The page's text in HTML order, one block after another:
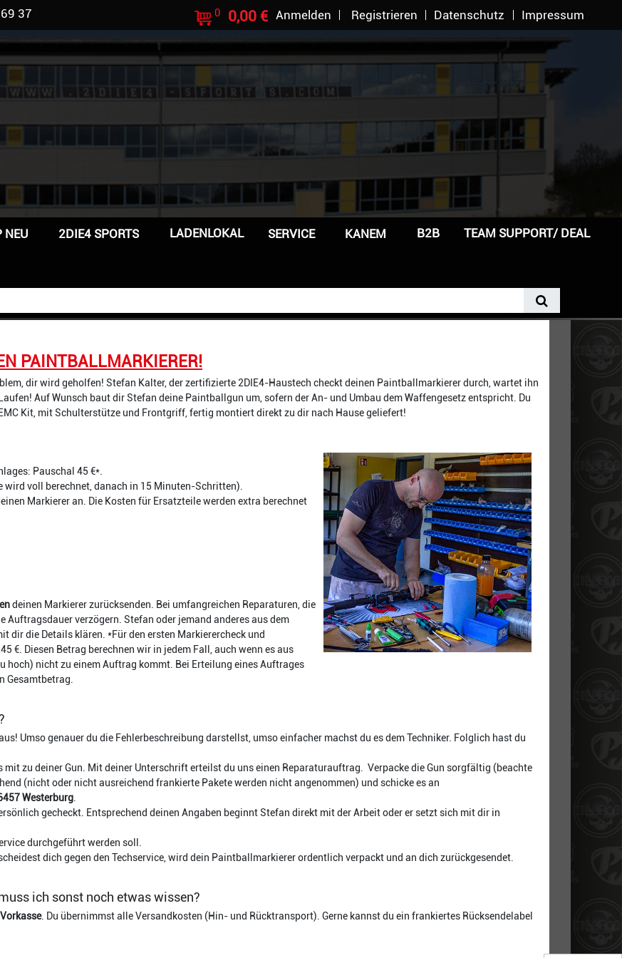
37 0 0,00 € Anmelden Registrieren Datenschutz Impressum
NEU 2DIE4 SPORTS LADENLOKAL SERVICE KANEM B2B TEAM SUPPORT/ DEAL
PAINTBALLMARKIERER!
dir wird geholfen! Stefan Kalter, der zertifizierte 2DIE4-Haustech checkt deinen Paintballmarkierer durch, wartet ihn
Auf Wunsch baut dir Stefan deine Paintballgun um, sofern der An- und Umbau dem Waffengesetz entspricht. Du
Kit, mit Schulterstütze und Frontgriff, fertig montiert direkt zu dir nach Hause geliefert!
Pauschal 45 €*.
wird voll berechnet, danach in 15 Minuten-Schritten).
Markierer an. Die Kosten für Ersatzteile werden extra berechnet
deinen Markierer zurücksenden. Bei umfangreichen Reparaturen, die
verzögern. Stefan oder jemand anderes aus dem
dir die Details klären. *Für den ersten Markierercheck und
€. Diesen Betrag berechnen wir in jedem Fall, auch wenn es aus
hoch) nicht zu einem Auftrag kommt. Bei Erteilung eines Auftrages
Gesamtbetrag.
Umso genauer du die Fehlerbeschreibung darstellst, umso einfacher machst du es dem Techniker. Folglich hast du
mit zu deiner Gun. Mit deiner Unterschrift erteilst du uns einen Reparaturauftrag. Verpacke die Gun sorgfältig (beachte
(nicht oder nicht ausreichend frankierte Pakete werden nicht angenommen) und schicke es an
Westerburg
gecheckt. Entsprechend deinen Angaben beginnt Stefan direkt mit der Arbeit oder er setzt sich mit dir in
durchgeführt werden soll.
dich gegen den Techservice, wird dein Paintballmarkierer ordentlich verpackt und an dich zurückgesendet.
ich sonst noch etwas wissen?
. Du übernimmst alle Versandkosten (Hin- und Rücktransport). Gerne kannst du ein frankiertes Rücksendelabel